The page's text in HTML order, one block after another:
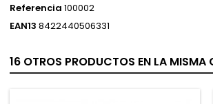
Referencia 100002
EAN13 8422440506331
16 OTROS PRODUCTOS EN LA MISMA